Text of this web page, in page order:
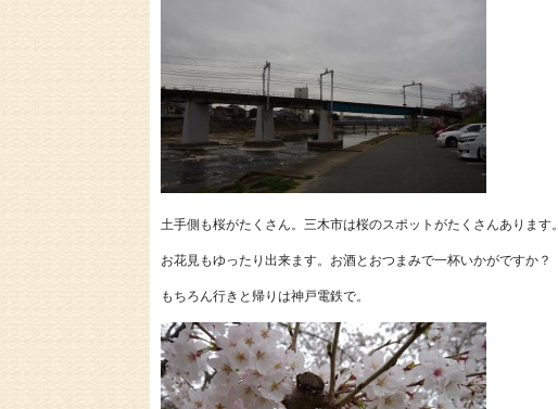
土手側も桜がたくさん。三木市は桜のスポットがたくさんあります。
お花見もゆったり出来ます。お酒とおつまみで一杯いかがですか？
もちろん行きと帰りは神戸電鉄で。